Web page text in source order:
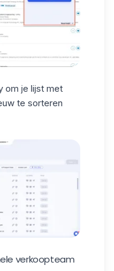
om je lijst met
te sorteren
verkoopteam